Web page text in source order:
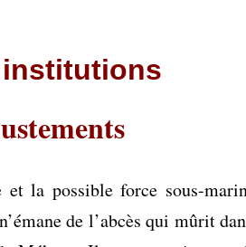
institutions
la possible force sous-
de l’abcès qui mûrit